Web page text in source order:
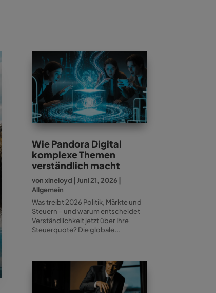
Wie Pandora Digital
komplexe Themen
verständlich macht
vonxineloyd |Juni 21, 2026
Allgemein
Was treibt 2026 Politik, Märkte und
Steuern – und warum entscheidet
Verständlichkeit jetzt über Ihre
Steuerquote? Die globale...